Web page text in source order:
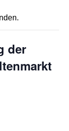
der